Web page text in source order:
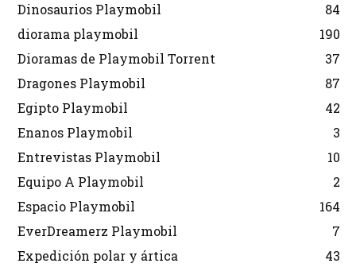
Dinosaurios Playmobil
84
diorama playmobil
190
Dioramas de Playmobil Torrent
37
Dragones Playmobil
87
Egipto Playmobil
42
Enanos Playmobil
3
Entrevistas Playmobil
10
Equipo A Playmobil
2
Espacio Playmobil
164
EverDreamerz Playmobil
7
Expedición polar y ártica
43